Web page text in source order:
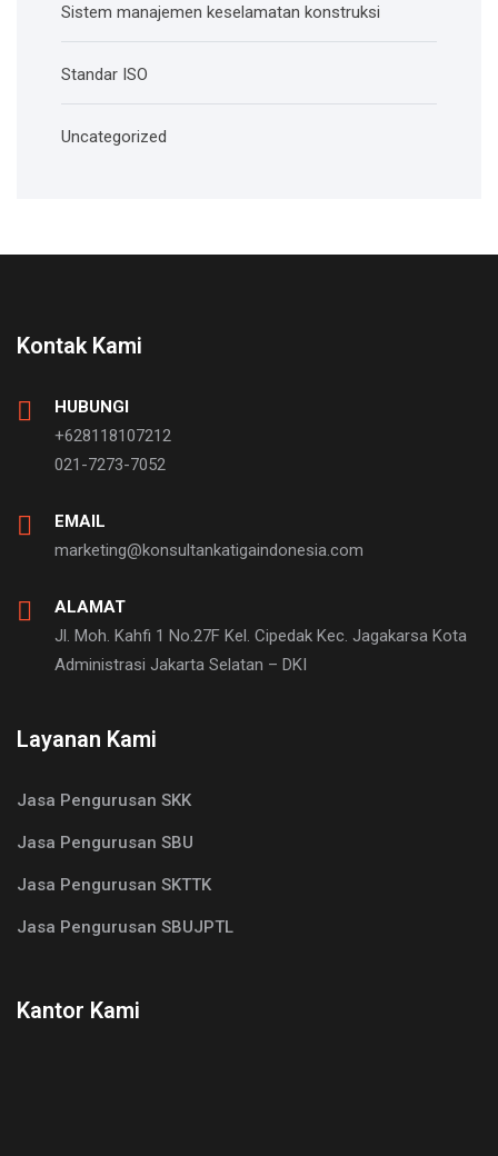
Sistem manajemen keselamatan konstruksi
Standar ISO
Uncategorized
Kontak Kami
HUBUNGI
+628118107212
021-7273-7052
EMAIL
marketing@konsultankatigaindonesia.com
ALAMAT
Jl. Moh. Kahfi 1 No.27F Kel. Cipedak Kec. Jagakarsa Kota
Administrasi Jakarta Selatan – DKI
Layanan Kami
Jasa Pengurusan SKK
Jasa Pengurusan SBU
Jasa Pengurusan SKTTK
Jasa Pengurusan SBUJPTL
Kantor Kami